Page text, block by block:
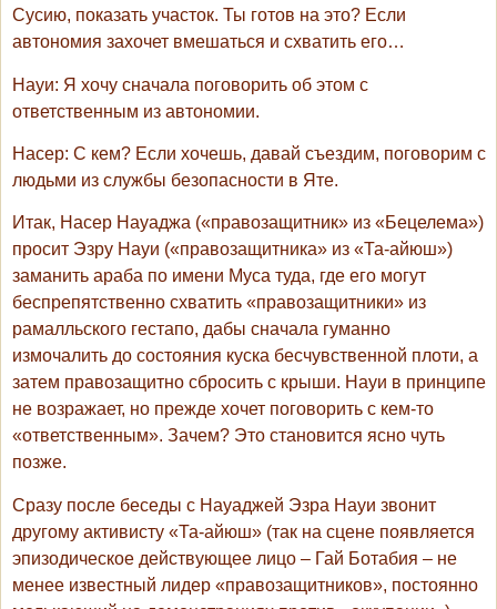
Сусию, показать участок. Ты готов на это? Если
автономия захочет вмешаться и схватить его…
Науи: Я хочу сначала поговорить об этом с
ответственным из автономии.
Насер: С кем? Если хочешь, давай съездим, поговорим с
людьми из службы безопасности в Яте.
Итак, Насер Науаджа («правозащитник» из «Бецелема»)
просит Эзру Науи («правозащитника» из «Та-айюш»)
заманить араба по имени Муса туда, где его могут
беспрепятственно схватить «правозащитники» из
рамалльского гестапо, дабы сначала гуманно
измочалить до состояния куска бесчувственной плоти, а
затем правозащитно сбросить с крыши. Науи в принципе
не возражает, но прежде хочет поговорить с кем-то
«ответственным». Зачем? Это становится ясно чуть
позже.
Сразу после беседы с Науаджей Эзра Науи звонит
другому активисту «Та-айюш» (так на сцене появляется
эпизодическое действующее лицо – Гай Ботабия – не
менее известный лидер «правозащитников», постоянно